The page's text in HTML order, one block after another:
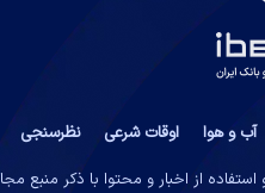
آب و هوا اوقات شرعی نظرسنجی
از اخبار و محتوا با ذکر منبع